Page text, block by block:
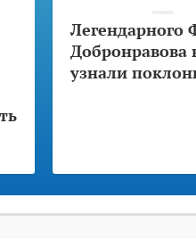
Легендарного
Добронравова
узнали